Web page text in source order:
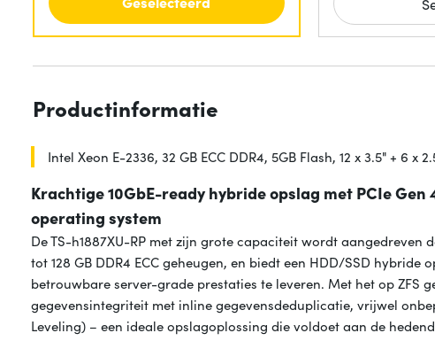
Productinformatie
Intel Xeon E-2336, 32 GB ECC DDR4, 5GB Flash, 12 x 3.5" + 6 x
Krachtige 10GbE-ready hybride opslag met PCIe
operating system
De TS-h1887XU-RP met zijn grote capaciteit wordt
tot 128 GB DDR4 ECC geheugen, en biedt een HDD/SSD
betrouwbare server-grade prestaties te leveren. Met het op ZFS
gegevensintegriteit met inline gegevensdeduplicatie, vrijwel
Leveling) – een ideale opslagoplossing die voldoet aan de